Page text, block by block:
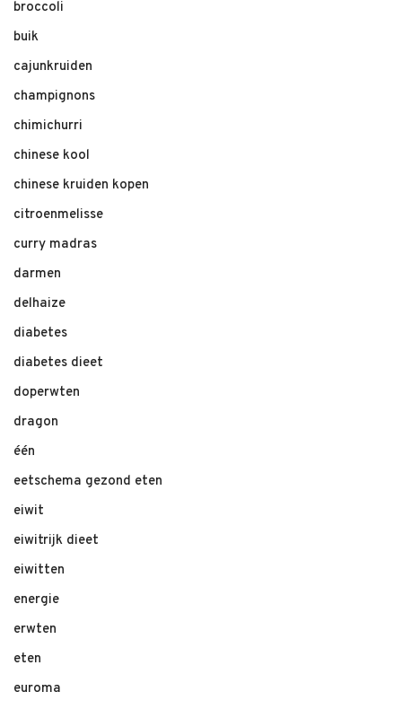
broccoli
buik
cajunkruiden
champignons
chimichurri
chinese kool
chinese kruiden kopen
citroenmelisse
curry madras
darmen
delhaize
diabetes
diabetes dieet
doperwten
dragon
één
eetschema gezond eten
eiwit
eiwitrijk dieet
eiwitten
energie
erwten
eten
euroma